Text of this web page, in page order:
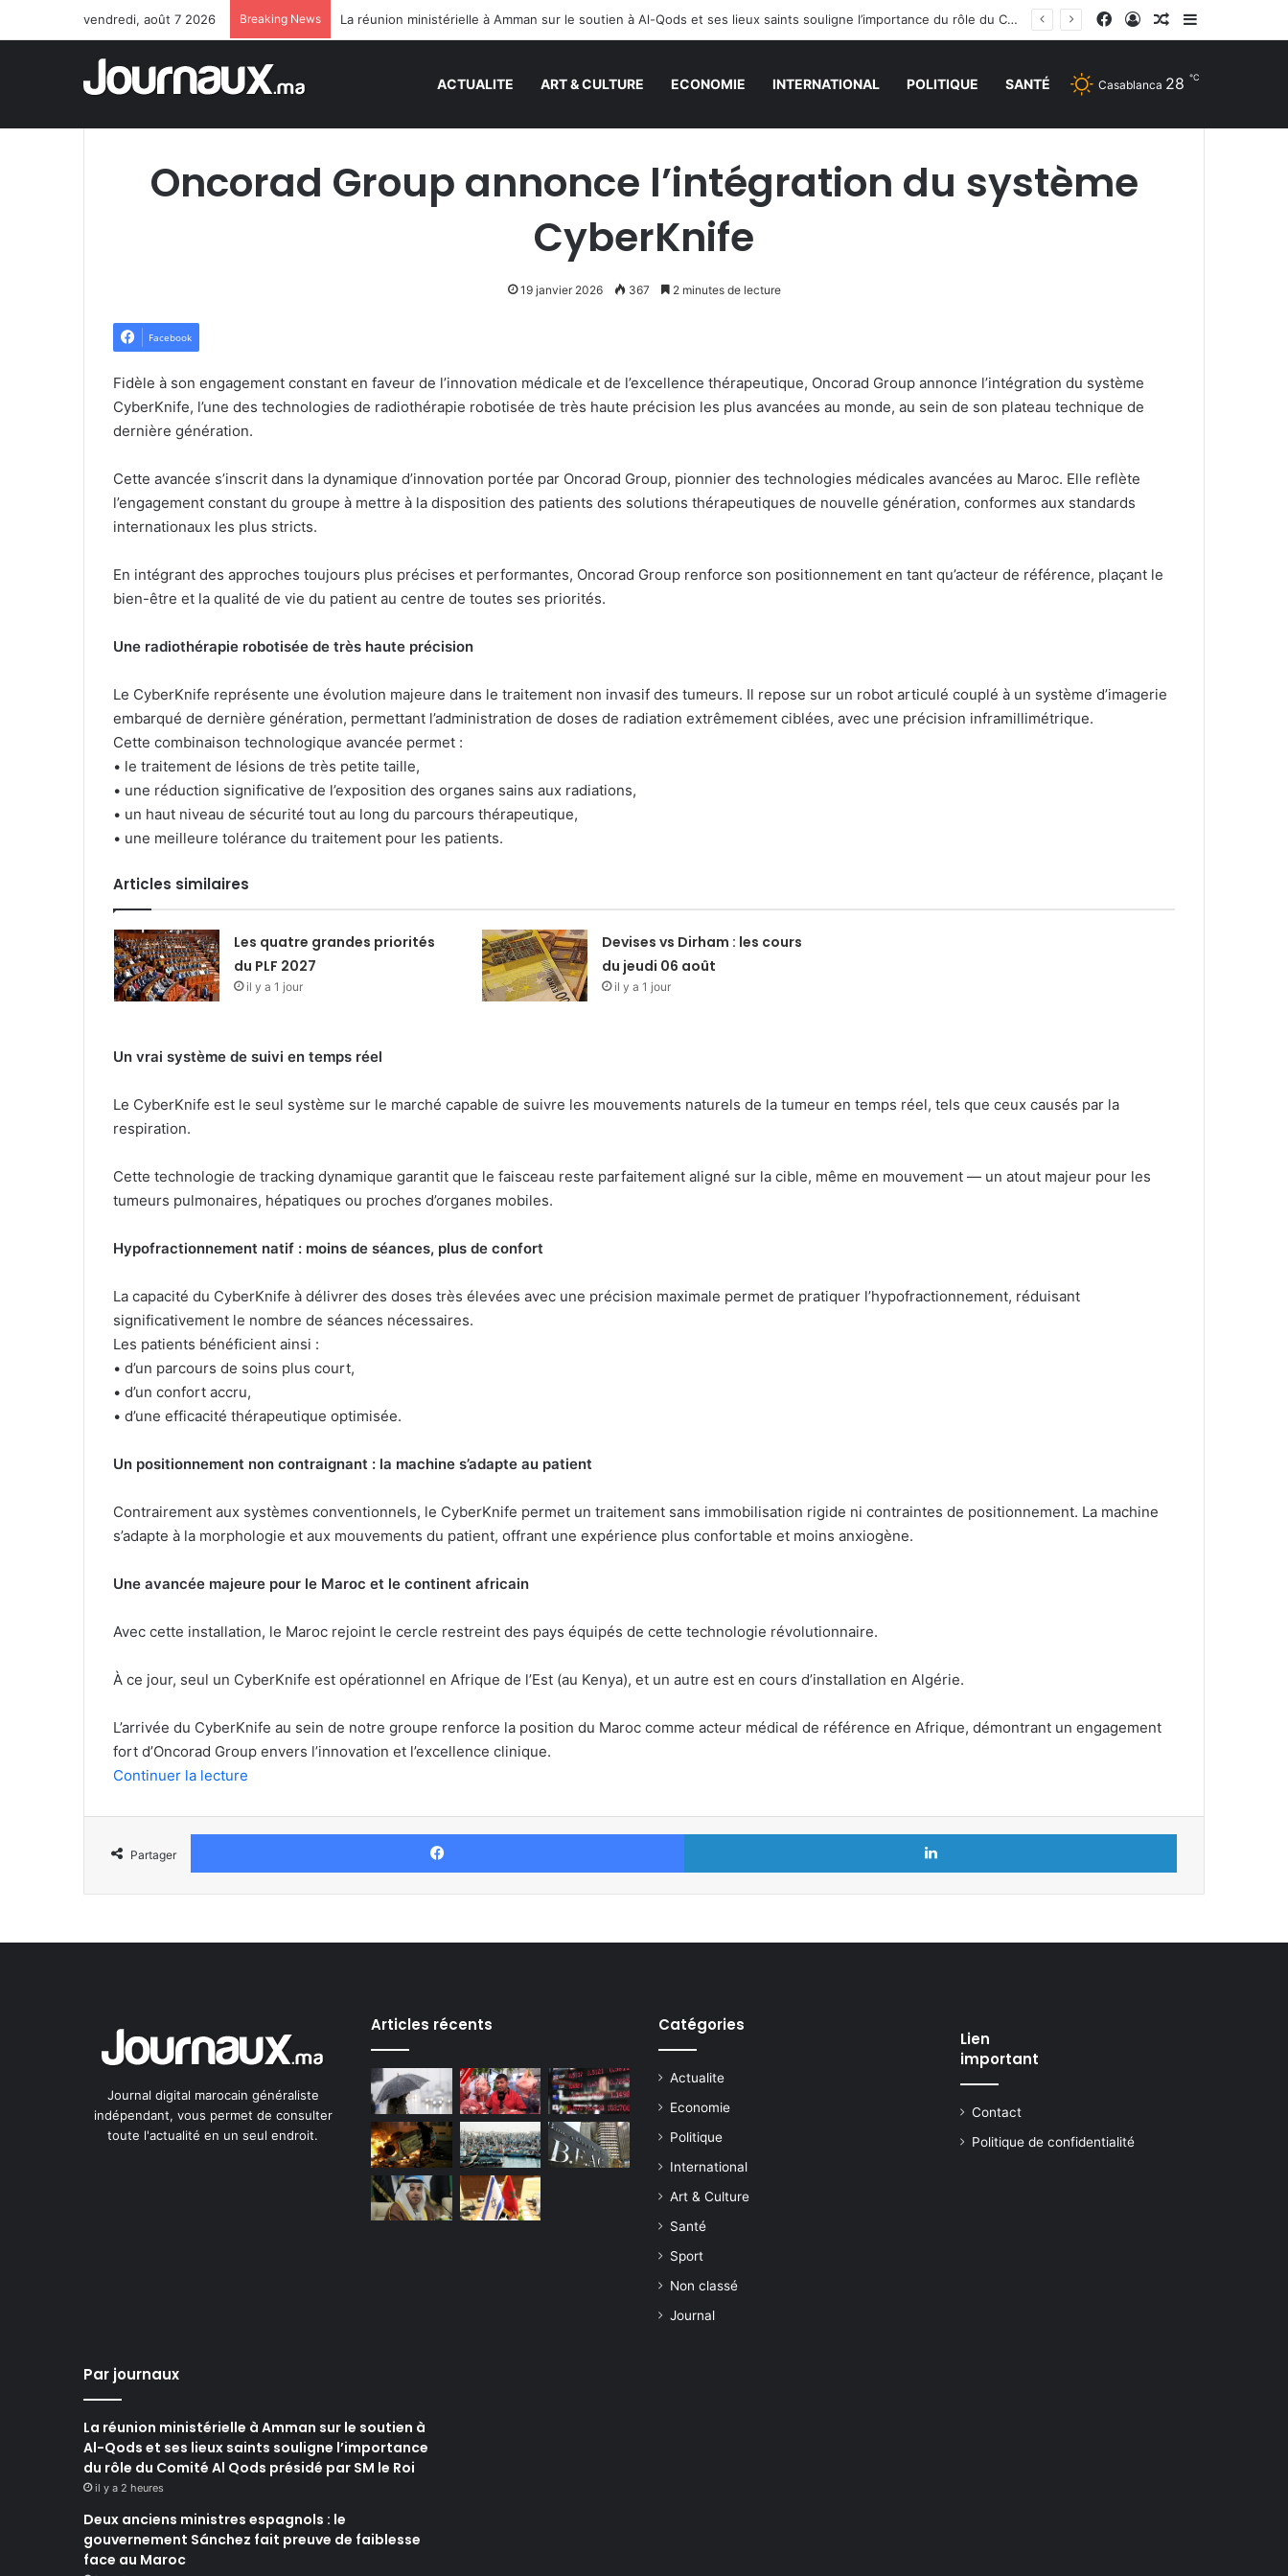
vendredi, août 7 2026 Breaking News La réunion ministérielle à Amman sur le soutien à Al-Qods et ses lieux saints souligne l’importance du rôle du Comité Al Qods présidé par SM le Roi Facebook
Connexion
Article Aléatoire
Sidebar
ACTUALITE ART & CULTURE ECONOMIE INTERNATIONAL POLITIQUE SANTÉ Casablanca 28 ℃
Oncorad Group annonce l’intégration du système
CyberKnife
19 janvier 2026 367 2 minutes de lecture
Facebook
Fidèle à son engagement constant en faveur de l’innovation médicale et de l’excellence thérapeutique, Oncorad Group annonce l’intégration du système
CyberKnife, l’une des technologies de radiothérapie robotisée de très haute précision les plus avancées au monde, au sein de son plateau technique de
dernière génération.
Cette avancée s’inscrit dans la dynamique d’innovation portée par Oncorad Group, pionnier des technologies médicales avancées au Maroc. Elle reflète
l’engagement constant du groupe à mettre à la disposition des patients des solutions thérapeutiques de nouvelle génération, conformes aux standards
internationaux les plus stricts.
En intégrant des approches toujours plus précises et performantes, Oncorad Group renforce son positionnement en tant qu’acteur de référence, plaçant le
bien-être et la qualité de vie du patient au centre de toutes ses priorités.
Une radiothérapie robotisée de très haute précision
Le CyberKnife représente une évolution majeure dans le traitement non invasif des tumeurs. Il repose sur un robot articulé couplé à un système d’imagerie
embarqué de dernière génération, permettant l’administration de doses de radiation extrêmement ciblées, avec une précision inframillimétrique.
Cette combinaison technologique avancée permet :
• le traitement de lésions de très petite taille,
• une réduction significative de l’exposition des organes sains aux radiations,
• un haut niveau de sécurité tout au long du parcours thérapeutique,
• une meilleure tolérance du traitement pour les patients.
Articles similaires
Les quatre grandes priorités
du PLF 2027
il y a 1 jour
Devises vs Dirham : les cours
du jeudi 06 août
il y a 1 jour
Un vrai système de suivi en temps réel
Le CyberKnife est le seul système sur le marché capable de suivre les mouvements naturels de la tumeur en temps réel, tels que ceux causés par la
respiration.
Cette technologie de tracking dynamique garantit que le faisceau reste parfaitement aligné sur la cible, même en mouvement — un atout majeur pour les
tumeurs pulmonaires, hépatiques ou proches d’organes mobiles.
Hypofractionnement natif : moins de séances, plus de confort
La capacité du CyberKnife à délivrer des doses très élevées avec une précision maximale permet de pratiquer l’hypofractionnement, réduisant
significativement le nombre de séances nécessaires.
Les patients bénéficient ainsi :
• d’un parcours de soins plus court,
• d’un confort accru,
• d’une efficacité thérapeutique optimisée.
Un positionnement non contraignant : la machine s’adapte au patient
Contrairement aux systèmes conventionnels, le CyberKnife permet un traitement sans immobilisation rigide ni contraintes de positionnement. La machine
s’adapte à la morphologie et aux mouvements du patient, offrant une expérience plus confortable et moins anxiogène.
Une avancée majeure pour le Maroc et le continent africain
Avec cette installation, le Maroc rejoint le cercle restreint des pays équipés de cette technologie révolutionnaire.
À ce jour, seul un CyberKnife est opérationnel en Afrique de l’Est (au Kenya), et un autre est en cours d’installation en Algérie.
L’arrivée du CyberKnife au sein de notre groupe renforce la position du Maroc comme acteur médical de référence en Afrique, démontrant un engagement
fort d’Oncorad Group envers l’innovation et l’excellence clinique.
Continuer la lecture
Partager
Facebook Linkedin
Journal digital marocain généraliste
indépendant, vous permet de consulter
toute l'actualité en un seul endroit.
Articles récents Catégories
Actualite
Economie
Politique
International
Art & Culture
Santé
Sport
Non classé
Journal
Lien
important
Contact
Politique de confidentialité
Par journaux
La réunion ministérielle à Amman sur le soutien à
Al-Qods et ses lieux saints souligne l’importance
du rôle du Comité Al Qods présidé par SM le Roi
il y a 2 heures
Deux anciens ministres espagnols : le
gouvernement Sánchez fait preuve de faiblesse
face au Maroc